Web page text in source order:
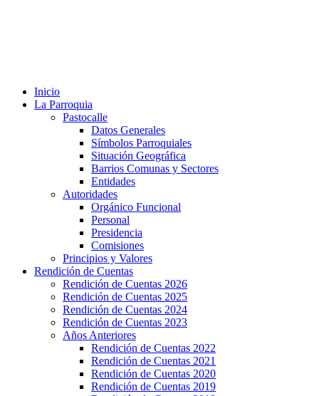
Inicio
La Parroquia
Pastocalle
Datos Generales
Símbolos Parroquiales
Situación Geográfica
Barrios Comunas y Sectores
Entidades
Autoridades
Orgánico Funcional
Personal
Presidencia
Comisiones
Principios y Valores
Rendición de Cuentas
Rendición de Cuentas 2026
Rendición de Cuentas 2025
Rendición de Cuentas 2024
Rendición de Cuentas 2023
Años Anteriores
Rendición de Cuentas 2022
Rendición de Cuentas 2021
Rendición de Cuentas 2020
Rendición de Cuentas 2019